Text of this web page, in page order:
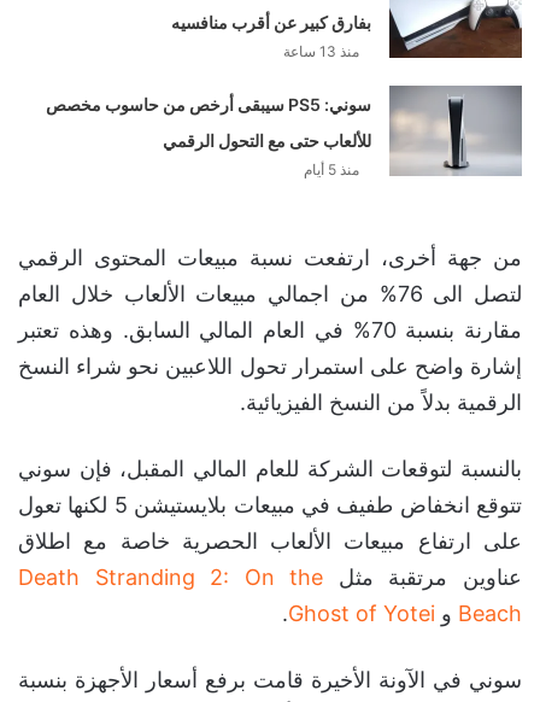
بفارق كبير عن أقرب منافسيه
منذ 13 ساعة
سوني: PS5 سيبقى أرخص من حاسوب مخصص
للألعاب حتى مع التحول الرقمي
منذ 5 أيام
من جهة أخرى، ارتفعت نسبة مبيعات المحتوى الرقمي
لتصل الى 76% من اجمالي مبيعات الألعاب خلال العام
مقارنة بنسبة 70% في العام المالي السابق. وهذه تعتبر
إشارة واضح على استمرار تحول اللاعبين نحو شراء النسخ
الرقمية بدلاً من النسخ الفيزيائية.
بالنسبة لتوقعات الشركة للعام المالي المقبل، فإن سوني
تتوقع انخفاض طفيف في مبيعات بلايستيشن 5 لكنها تعول
على ارتفاع مبيعات الألعاب الحصرية خاصة مع اطلاق
عناوين مرتقبة مثل
Death Stranding 2: On the
Beach و Ghost of Yotei
.
سوني في الآونة الأخيرة قامت برفع أسعار الأجهزة بنسبة